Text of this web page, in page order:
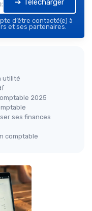
➔ Télécharger
d’être contacté(e) à
et ses partenaires.
utilité
2025
ses finances
comptable